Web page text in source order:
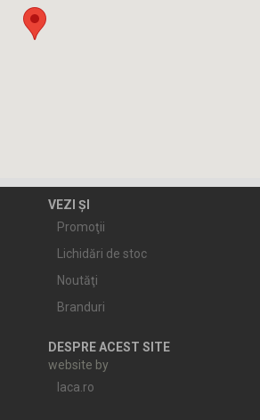
VEZI ȘI
Promoţii
Lichidări de stoc
Noutăţi
Branduri
DESPRE ACEST SITE
website by
laca.ro